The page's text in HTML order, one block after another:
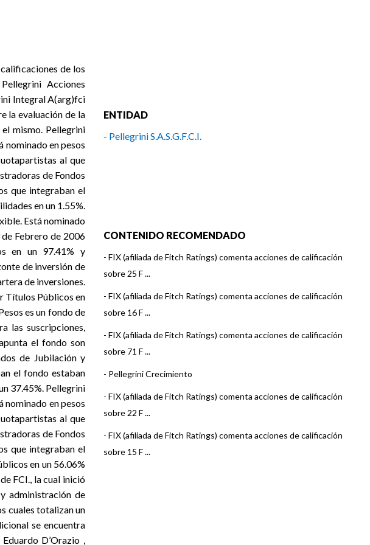
de los
Acciones
Integral A(arg)fci
la evaluación de la
mismo. Pellegrini
nominado en pesos
al que
de Fondos
que integraban el
en un 1.55%.
Está nominado
de Febrero de 2006
en un 97.41% y
de inversión de
de inversiones.
Títulos Públicos en
es un fondo de
las suscripciones,
el fondo son
de Jubilación y
el fondo estaban
37.45%. Pellegrini
nominado en pesos
al que
de Fondos
que integraban el
en un 56.06%
FCI., la cual inició
administración de
cuales totalizan un
se encuentra
D’Orazio ,
ENTIDAD
- Pellegrini S.A.S.G.F.C.I.
CONTENIDO RECOMENDADO
- FIX (afiliada de Fitch Ratings) comenta acciones de calificación
sobre 25 F ...
- FIX (afiliada de Fitch Ratings) comenta acciones de calificación
sobre 16 F ...
- FIX (afiliada de Fitch Ratings) comenta acciones de calificación
sobre 71 F ...
- Pellegrini Crecimiento
- FIX (afiliada de Fitch Ratings) comenta acciones de calificación
sobre 22 F ...
- FIX (afiliada de Fitch Ratings) comenta acciones de calificación
sobre 15 F ...